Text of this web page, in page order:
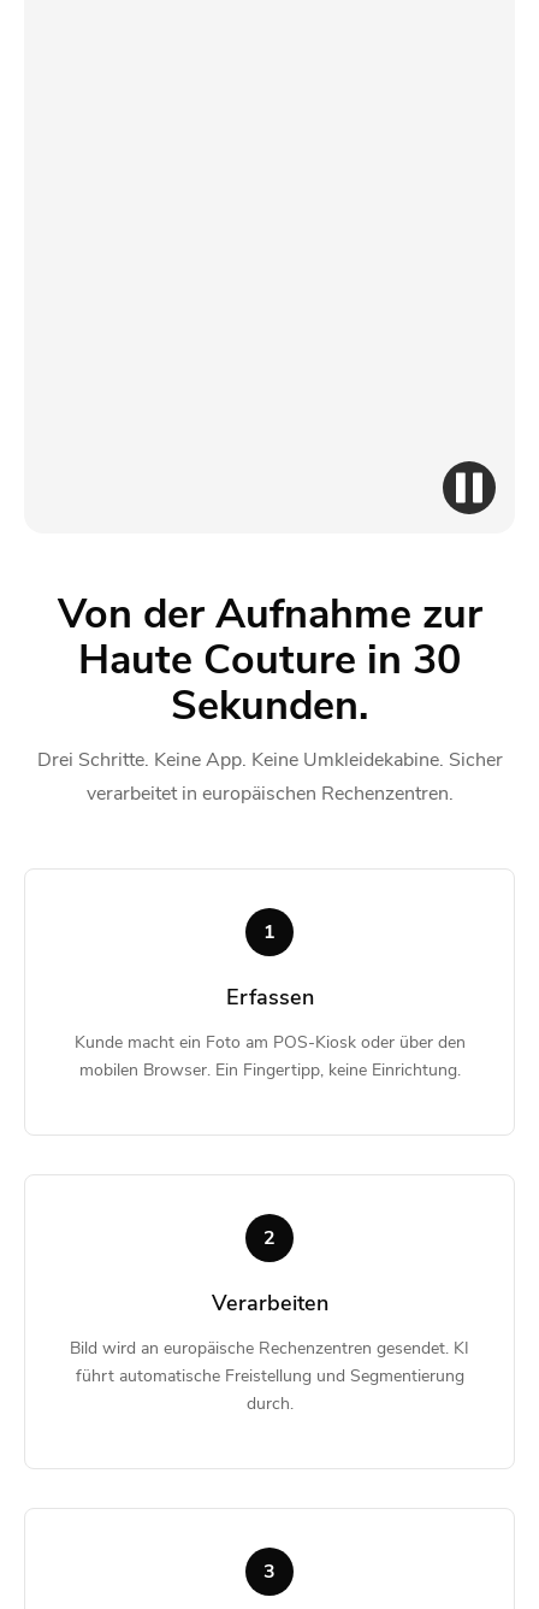
Von der Aufnahme zur
Haute Couture in 30
Sekunden.
Drei Schritte. Keine App. Keine Umkleidekabine. Sicher
verarbeitet in europäischen Rechenzentren.
1
Erfassen
Kunde macht ein Foto am POS-Kiosk oder über den
mobilen Browser. Ein Fingertipp, keine Einrichtung.
2
Verarbeiten
Bild wird an europäische Rechenzentren gesendet. KI
führt automatische Freistellung und Segmentierung
durch.
3